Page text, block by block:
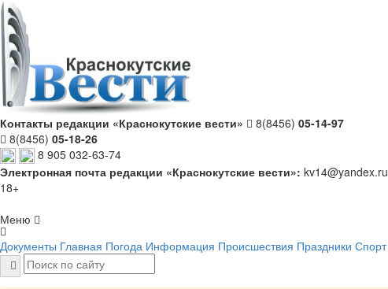
Контакты редакции «Краснокутские вести» 8(8456) 05-14-97
8(8456) 05-18-26
8 905 032-63-74
Электронная почта редакции «Краснокутские вести»: kv14@yandex.ru
18+
Меню
Документы Главная Погода Информация Происшествия Праздники Спорт